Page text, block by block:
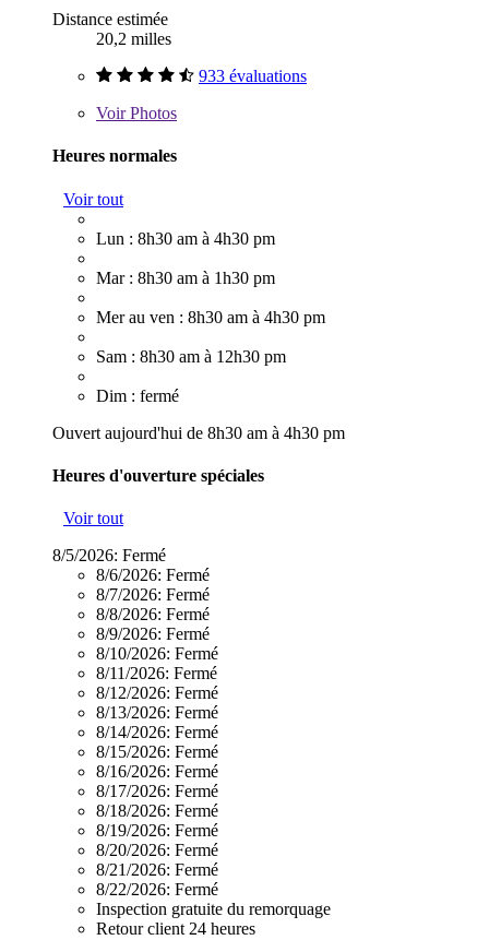
Distance estimée
20,2 milles
933 évaluations
VoirPhotos
Heures normales
Voir tout
Lun : 8h30 am à 4h30 pm
Mar : 8h30 am à 1h30 pm
Mer au ven : 8h30 am à 4h30 pm
Sam : 8h30 am à 12h30 pm
Dim : fermé
Ouvert aujourd'hui de 8h30 am à 4h30 pm
Heures d'ouverture spéciales
Voir tout
8/5/2026: Fermé
8/6/2026: Fermé
8/7/2026: Fermé
8/8/2026: Fermé
8/9/2026: Fermé
8/10/2026: Fermé
8/11/2026: Fermé
8/12/2026: Fermé
8/13/2026: Fermé
8/14/2026: Fermé
8/15/2026: Fermé
8/16/2026: Fermé
8/17/2026: Fermé
8/18/2026: Fermé
8/19/2026: Fermé
8/20/2026: Fermé
8/21/2026: Fermé
8/22/2026: Fermé
Inspection gratuite du remorquage
Retour client 24 heures